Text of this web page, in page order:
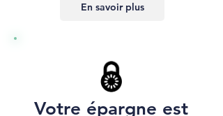
En savoir plus
Votre épargne est